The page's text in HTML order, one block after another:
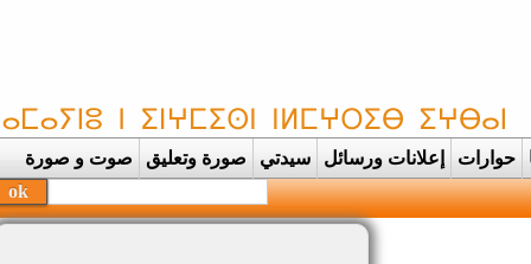
حوارات إعلانات ورسائل سيدتي صورة وتعليق صوت و صورة